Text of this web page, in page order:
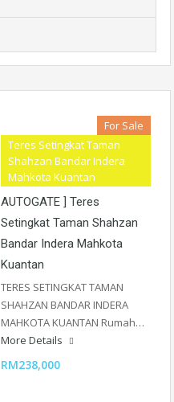
Teres Setingkat Taman
Shahzan Bandar Indera
Mahkota Kuantan
For Sale
[ NICE RENOVATED
KITCHEN CABINET &
AUTOGATE ] Teres
Setingkat Taman Shahzan
Bandar Indera Mahkota
Kuantan
TERES SETINGKAT TAMAN
SHAHZAN BANDAR INDERA
MAHKOTA KUANTAN Rumah…
More Details
RM238,000